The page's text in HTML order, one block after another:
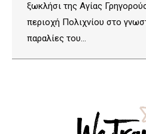
ξωκλήσι της Αγίας
περιοχή Πολιχνίου στο
παραλίες του…